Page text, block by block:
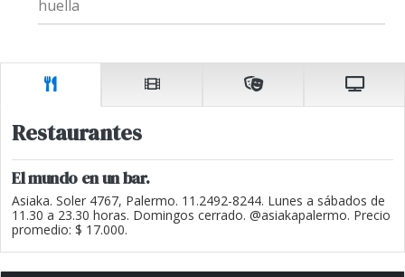
huella
Restaurantes
El mundo en un bar.
Asiaka. Soler 4767, Palermo. 11.2492-8244. Lunes a sábados de
11.30 a 23.30 horas. Domingos cerrado. @asiakapalermo. Precio
promedio: $ 17.000.